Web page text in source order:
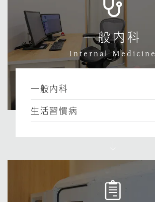
一般内科
Internal Medicine
一般内科
生活習慣病